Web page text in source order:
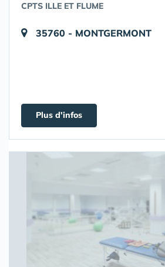
CPTS ILLE ET FLUME
35760 - MONTGERMONT
Plus d'infos